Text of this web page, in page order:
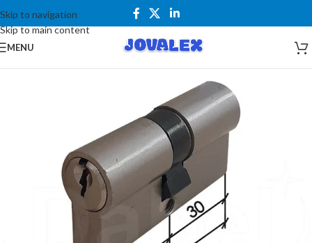
Skip to navigation
Skip to main content
MENU